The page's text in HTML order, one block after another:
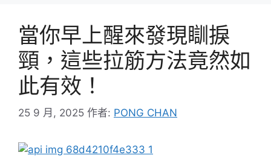
當你早上醒來發現瞓捩
頸，這些拉筋方法竟然如
此有效！
25 9 月, 2025 作者: PONG CHAN